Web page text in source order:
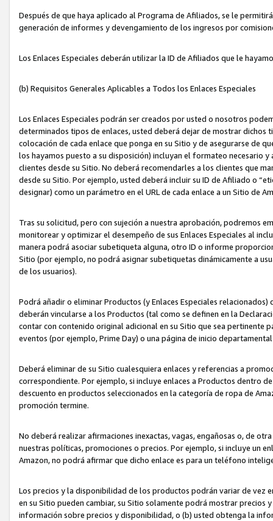
Después de que haya aplicado al Programa de Afiliados, se le
generación de informes y devengamiento de los ingresos por
Los Enlaces Especiales deberán utilizar la ID de Afiliados que le
(b) Requisitos Generales Aplicables a Todos los Enlaces Especiales
Los Enlaces Especiales podrán ser creados por usted o nosotros
determinados tipos de enlaces, usted deberá dejar de mostrar dichos
colocación de cada enlace que ponga en su Sitio y de asegurarse de
los hayamos puesto a su disposición) incluyan el formateo necesario
clientes desde su Sitio. No deberá recomendarles a los clientes que
desde su Sitio. Por ejemplo, usted deberá incluir su ID de Afiliado o
designar) como un parámetro en el URL de cada enlace a un Sitio de
Tras su solicitud, pero con sujeción a nuestra aprobación, podremos
monitorear y optimizar el desempeño de sus Enlaces Especiales al
manera podrá asociar subetiqueta alguna, otro ID o informe
Sitio (por ejemplo, no podrá asignar subetiquetas dinámicamente a
de los usuarios).
Podrá añadir o eliminar Productos (y Enlaces Especiales
deberán vincularse a los Productos (tal como se definen en la
contar con contenido original adicional en su Sitio que sea pertinente
eventos (por ejemplo, Prime Day) o una página de inicio
Deberá eliminar de su Sitio cualesquiera enlaces y referencias a
correspondiente. Por ejemplo, si incluye enlaces a Productos dentro
descuento en productos seleccionados en la categoría de ropa de
promoción termine.
No deberá realizar afirmaciones inexactas, vagas, engañosas o, de
nuestras políticas, promociones o precios. Por ejemplo, si incluye un
Amazon, no podrá afirmar que dicho enlace es para un teléfono
Los precios y la disponibilidad de los productos podrán variar de vez
en su Sitio pueden cambiar, su Sitio solamente podrá mostrar
información sobre precios y disponibilidad, o (b) usted obtenga la